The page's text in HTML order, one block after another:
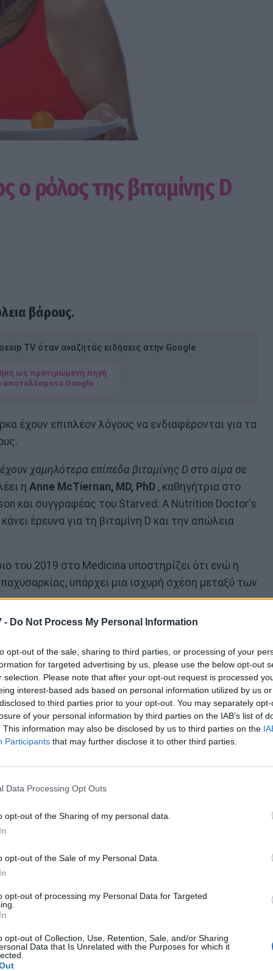
- Do Not Process My Personal Information
opt-out of the sale, sharing to third parties, or processing of your
for targeted advertising by us, please use the below opt-out
selection. Please note that after your opt-out request is processed
interest-based ads based on personal information utilized by us
to third parties prior to your opt-out. You may separately
of your personal information by third parties on the IAB’s list of
This information may also be disclosed by us to third parties on the
Participants that may further disclose it to other third parties.
Data Processing Opt Outs
opt-out of the Sharing of my personal data.
opt-out of the Sale of my Personal Data.
opt-out of processing my Personal Data for Targeted
opt-out of Collection, Use, Retention, Sale, and/or Sharing
Data that Is Unrelated with the Purposes for which it
ο ρόλος της βιταμίνης D
βάρους.
TV όταν αναζητάς ειδήσεις στην Google
ως προτιμώμενη πηγή
αποτελέσματα Google
έχουν επιπλέον λόγους να ενδιαφέρονται για τα
χαμηλότερα επίπεδα βιταμίνης D στο αίμα σε
η Anne McTiernan, MD, PhD , καθηγήτρια στο
και συγγραφέας του Starved: A Nutrition Doctor's
έρευνα για τη βιταμίνη D και την απώλεια
του 2019 στο Medicina υποστηρίζει ότι ενώ η
παχυσαρκίας, υπάρχει μια ισχυρή σχέση μεταξύ των
DPG NETWORK
που δεν έγιναν
θρύλοι που περιμέναμε
Σαμαρά: Η αφιέρωση του